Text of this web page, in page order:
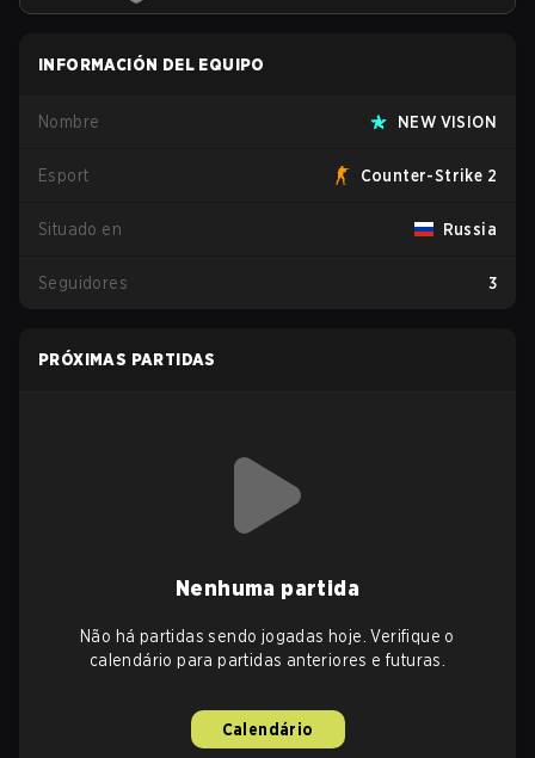
INFORMACIÓN DEL EQUIPO
Nombre NEW VISION
Esport Counter-Strike 2
Situado en Russia
Seguidores 3
PRÓXIMAS PARTIDAS
Nenhuma partida
Não há partidas sendo jogadas hoje. Verifique o
calendário para partidas anteriores e futuras.
Calendário